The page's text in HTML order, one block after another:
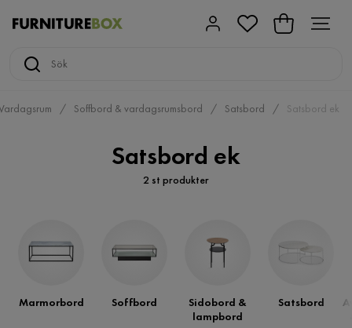
Soffbord & vardagsrumsbord Satsbord Satsbord ek
Satsbord ek
2 st produkter
Marmorbord Soffbord
Sidobord &
lampbord
Satsbord